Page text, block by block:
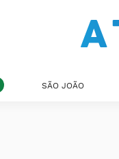
SÃO JOÃO